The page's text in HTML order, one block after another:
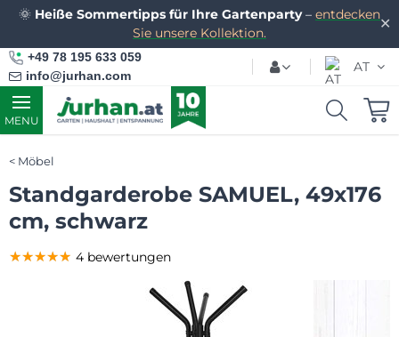
✕
🌞 Heiße Sommertipps für Ihre Gartenparty– entdecken
Sie unsere Kollektion.
+49 78 195 633 059
info@jurhan.com
AT
MENU
Möbel
Standgarderobe SAMUEL, 49x176
cm, schwarz
★★★★★
★★★★★
★★★★★ 4 bewertungen